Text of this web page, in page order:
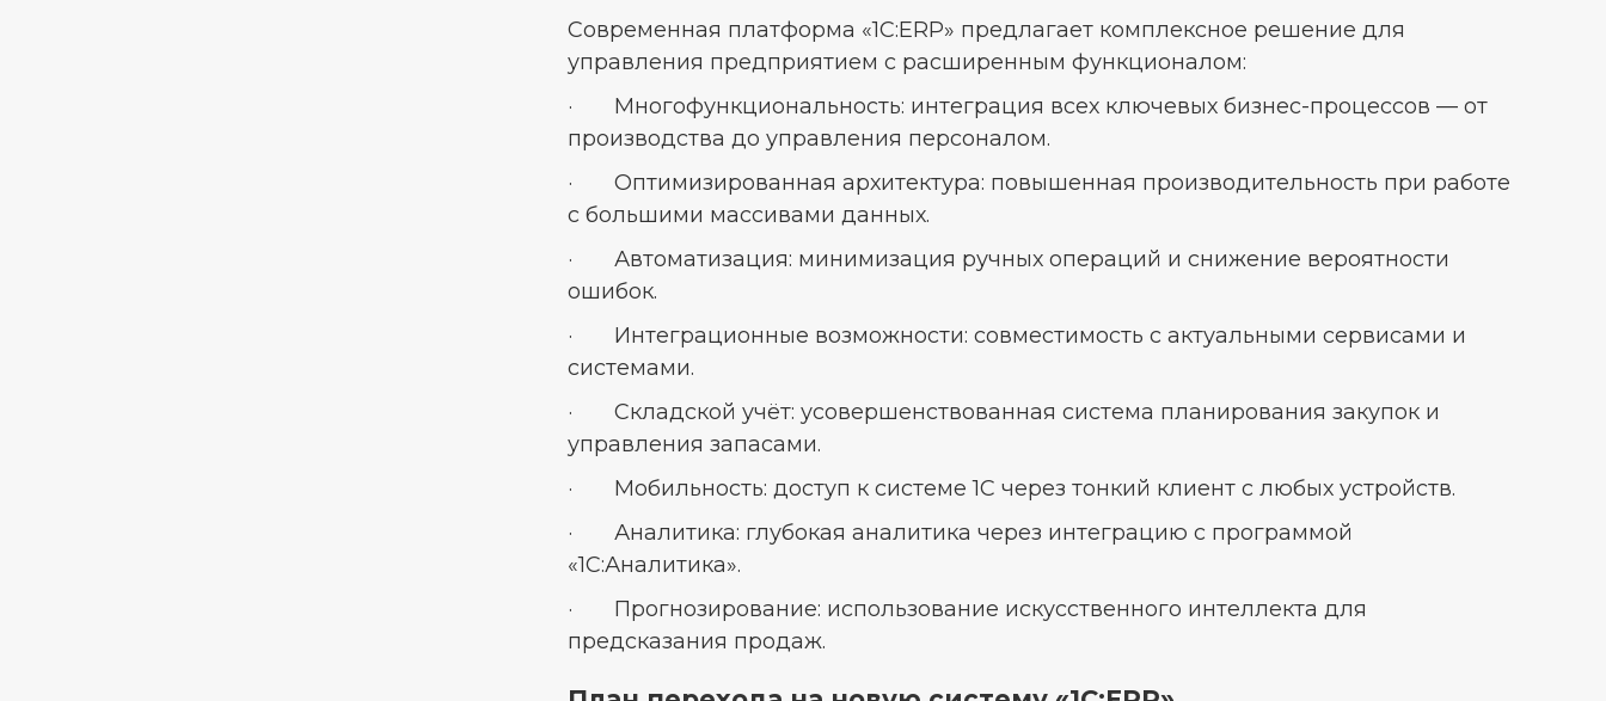
Современная платформа «1С:ERP» предлагает комплексное решение для
управления предприятием с расширенным функционалом:
· Многофункциональность: интеграция всех ключевых бизнес-процессов — от
производства до управления персоналом.
· Оптимизированная архитектура: повышенная производительность при работе
с большими массивами данных.
· Автоматизация: минимизация ручных операций и снижение вероятности
ошибок.
· Интеграционные возможности: совместимость с актуальными сервисами и
системами.
· Складской учёт: усовершенствованная система планирования закупок и
управления запасами.
· Мобильность: доступ к системе 1С через тонкий клиент с любых устройств.
· Аналитика: глубокая аналитика через интеграцию с программой
«1С:Аналитика».
· Прогнозирование: использование искусственного интеллекта для
предсказания продаж.